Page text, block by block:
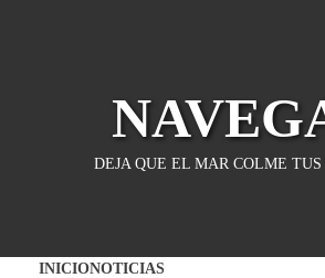
DEJA QUE EL MAR COLME TUS
INICIONOTICIAS